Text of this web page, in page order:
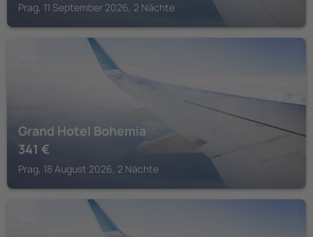
Prag, 11 September 2026, 2 Nächte
Grand Hotel Bohemia
341 €
Prag, 18 August 2026, 2 Nächte